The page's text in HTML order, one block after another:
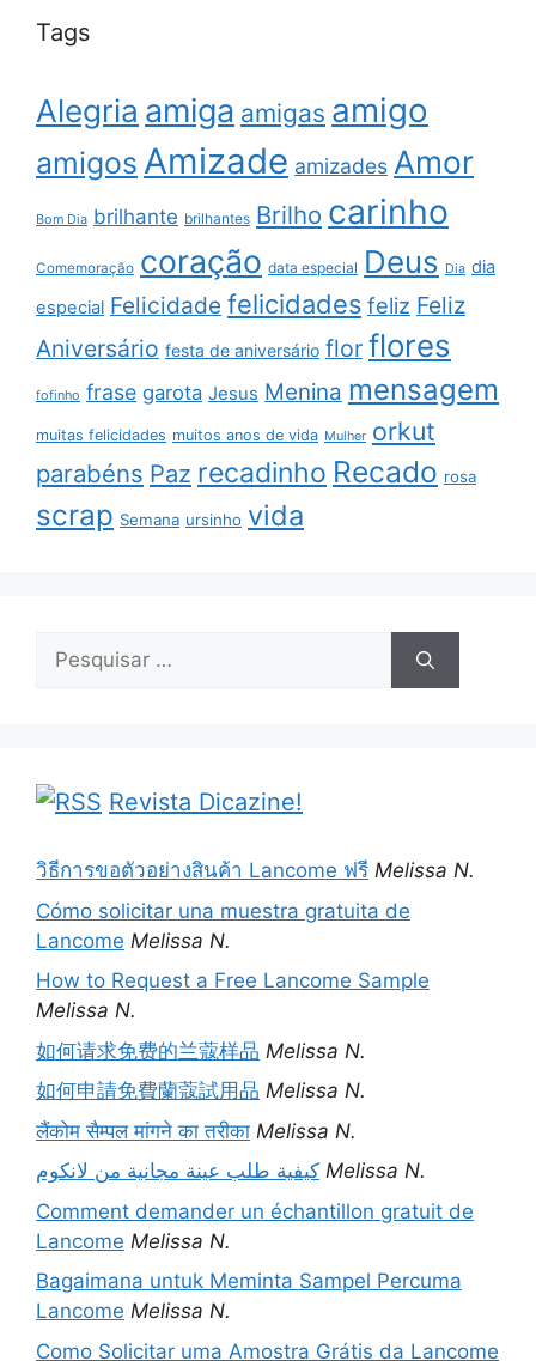
Tags
Alegria amiga amigas amigo
amigos Amizade amizades Amor
Bom Dia brilhante brilhantes Brilho carinho
Comemoração coração data especial Deus Dia dia
especial Felicidade felicidades feliz Feliz
Aniversário festa de aniversário flor flores
fofinho frase garota Jesus Menina mensagem
muitas felicidades muitos anos de vida Mulher orkut
parabéns Paz recadinho Recado rosa
scrap Semana ursinho vida
Pesquisar
Revista Dicazine!
วิธีการขอตัวอย่างสินค้า Lancome ฟรี Melissa N.
Cómo solicitar una muestra gratuita de
Lancome Melissa N.
How to Request a Free Lancome Sample
Melissa N.
如何请求免费的兰蔻样品 Melissa N.
如何申請免費蘭蔻試用品 Melissa N.
लैंकोम सैम्पल मांगने का तरीका Melissa N.
كيفية طلب عينة مجانية من لانكوم Melissa N.
Comment demander un échantillon gratuit de
Lancome Melissa N.
Bagaimana untuk Meminta Sampel Percuma
Lancome Melissa N.
Como Solicitar uma Amostra Grátis da Lancome